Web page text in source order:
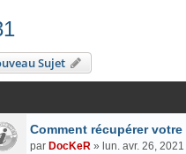
Sujet
Comment récupérer
par DocKeR » lun. avr. 26,